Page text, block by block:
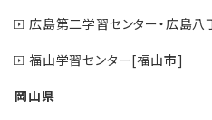
広島第二学習センター・広島
福山学習センター[福山市]
岡山県